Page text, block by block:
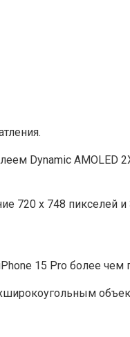
Dynamic AMOL͏ED
720 x 748 пикселей
15 Pro более чем